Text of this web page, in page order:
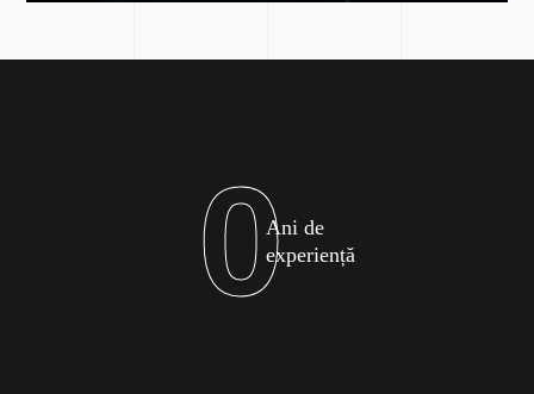
0Ani de
experiență